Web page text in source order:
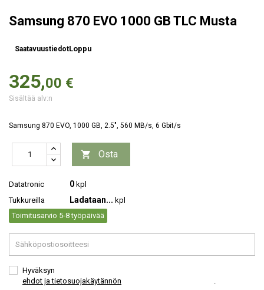
Samsung 870 EVO 1000 GB TLC Musta
SaatavuustiedotLoppu
325,00 €
Sisältää alv:n
Samsung 870 EVO, 1000 GB, 2.5", 560 MB/s, 6 Gbit/s
 Osta
Datatronic 0 kpl
Tukkureilla
Ladataan... kpl
Toimitusarvio 5-8 työpäivää
Hyväksyn
ehdot ja tietosuojakäytännön